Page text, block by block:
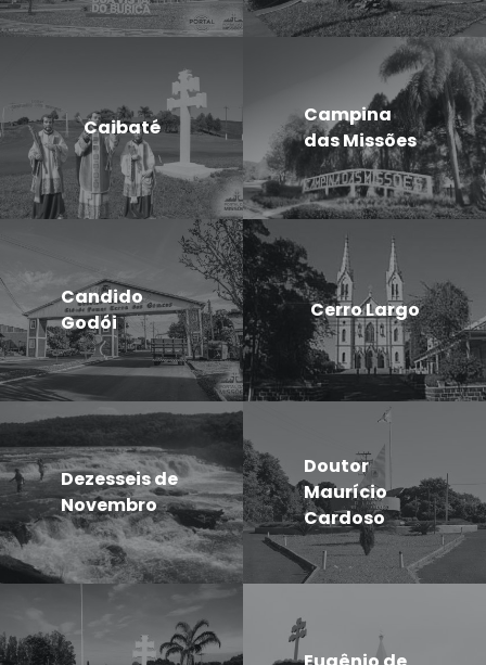
Caibaté
Campina
das Missões
Candido
Godói
Cerro Largo
Dezesseis de
Novembro
Doutor
Maurício
Cardoso